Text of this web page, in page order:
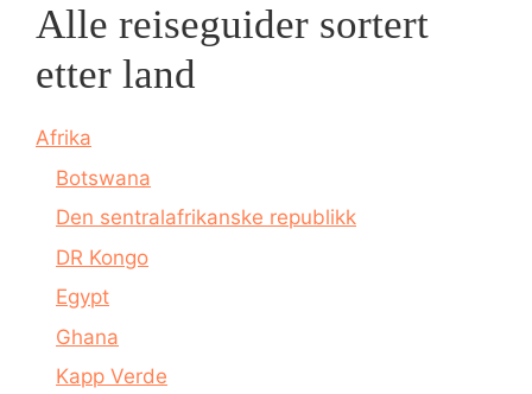
Alle reiseguider sortert
etter land
Afrika
Botswana
Den sentralafrikanske republikk
DR Kongo
Egypt
Ghana
Kapp Verde